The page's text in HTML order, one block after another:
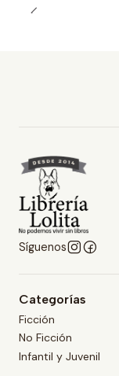
Síguenos
Categorías
Ficción
No Ficción
Infantil y Juvenil